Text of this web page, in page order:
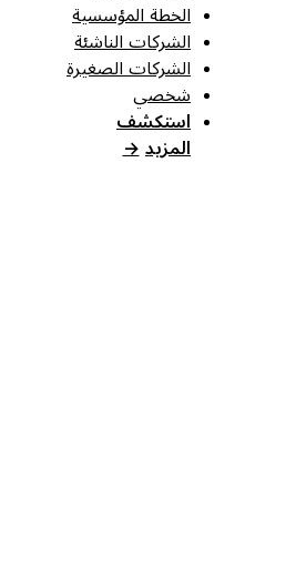
الخطة المؤسسية
الشركات الناشئة
الشركات الصغيرة
شخصي
استكشف
المزيد →